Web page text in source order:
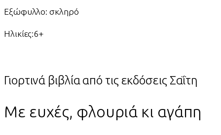
Εξώφυλλο: σκληρό
Ηλικίες:6+
Γιορτινά βιβλία από τις εκδόσεις Σαΐτη
Με ευχές, φλουριά κι αγάπη